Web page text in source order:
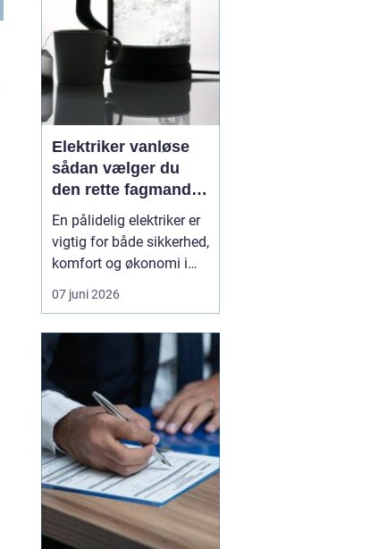
alkoholen ...
Elektriker vanløse
sådan vælger du
den rette fagmand
til opgaven
En pålidelig elektriker er
vigtig for både sikkerhed,
komfort og økonomi i
hverdagen.
Elinstallationer skal
tænker over dem og når
noget svigter, skal
hjælpen være tæt på,
effektiv og fagligt i
orden. I Vanløse findes
der flere e...
07 juni 2026